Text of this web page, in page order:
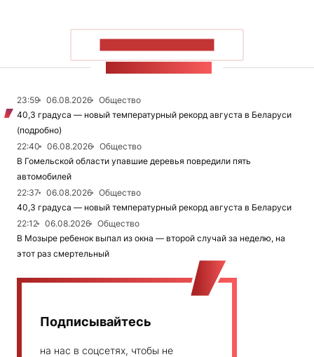
23:59 06.08.2026
Общество
40,3 градуса — новый температурный рекорд августа в Беларуси
(подробно)
22:40
06.08.2026
Общество
В Гомельской области упавшие деревья повредили пять
автомобилей
22:37
06.08.2026
Общество
40,3 градуса — новый температурный рекорд августа в Беларуси
22:12
06.08.2026
Общество
В Мозыре ребенок выпал из окна — второй случай за неделю, на
этот раз смертельный
Подписывайтесь
на нас в соцсетях, чтобы не